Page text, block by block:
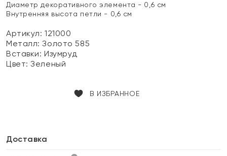
Диаметр декоративного элемента - 0,6 см
Внутренняя высота петли - 0,6 см
Артикул: 121000
Металл:Золото 585
Вставки:Изумруд
Цвет:Зеленый
В ИЗБРАННОЕ
Доставка